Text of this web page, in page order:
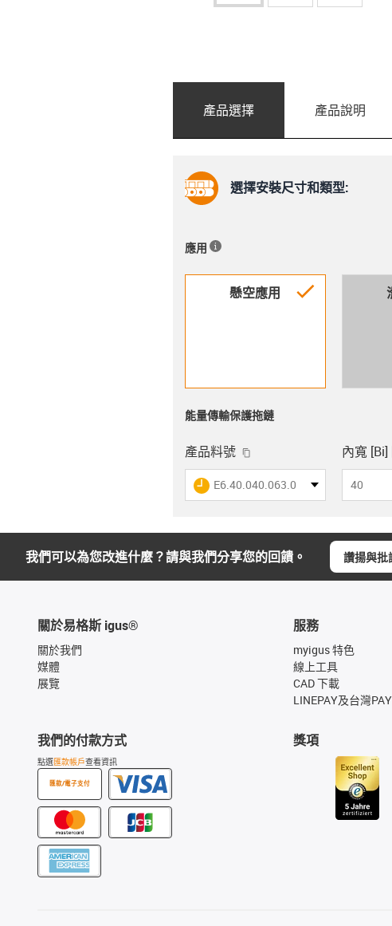
產品選擇 產品說明
選擇安裝尺寸和類型:
應用
igus-icon-
懸空應用
能量傳輸保護拖鏈
產品料號 igus-icon-copy-clipboard
igus-icon-lieferzeit
E6.40.040.063.0.ESD
內寬 [Bi]
40
我們可以為您改進什麼？請與我們分享您的回饋。 讚揚與批
關於易格斯 igus®
關於我們
媒體
展覽
我們的付款方式
點選匯款帳戶查看資訊
匯款/電子支付
服務
myigus 特色
線上工具
CAD 下載
LINEPAY及台灣PAY
獎項